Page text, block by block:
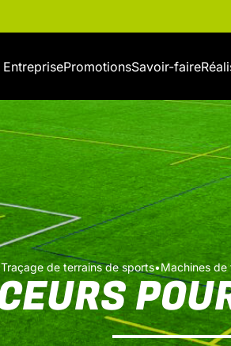
EntreprisePromotionsSavoir-faire
Traçage de terrains de sports•Machines de